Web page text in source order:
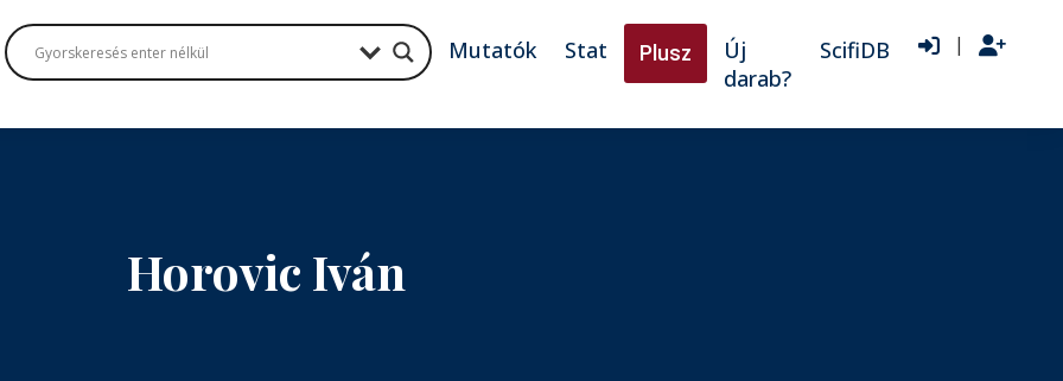
Mutatók Stat Plusz
Új
darab?
ScifiDB |
Horovic Iván